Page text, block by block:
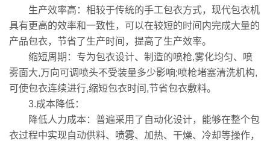
生产效率高：相较于传统的手工包衣方式，现代包衣机
具有更高的效率和一致性，可以在较短的时间内完成大量的
产品包衣，节省了生产时间，提高了生产效率。
缩短周期：专为包衣设计、制造的喷枪,雾化均匀、喷
雾面大,万向可调喷头不受装量多少影响;喷枪堵塞清洗机构,
可使包衣连续进行,缩短包衣时间,节省包衣敷料。
3.成本降低：
降低人力成本：普遍采用了自动化设计，能够在整个包
衣过程中实现自动供料、喷雾、加热、干燥、冷却等操作，